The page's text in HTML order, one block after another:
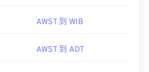
AWST 到 WIB
AWST 到 ADT